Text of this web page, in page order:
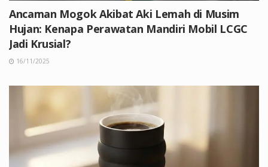
Ancaman Mogok Akibat Aki Lemah di Musim
Hujan: Kenapa Perawatan Mandiri Mobil LCGC
Jadi Krusial?
16/11/2025